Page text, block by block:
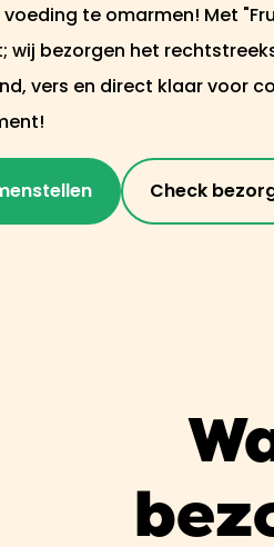
te omarmen! Met
wij bezorgen het
vers en direct klaar voor
Check